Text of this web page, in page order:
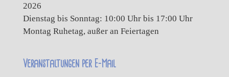
2026
Dienstag bis Sonntag: 10:00 Uhr bis 17:00 Uhr
Montag Ruhetag, außer an Feiertagen
Veranstaltungen per E-Mail